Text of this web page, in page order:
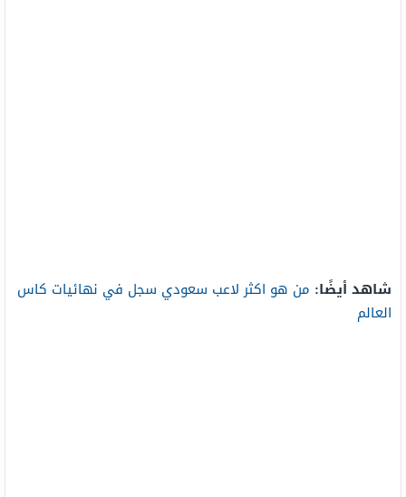
شاهد أيضًا: من هو اكثر لاعب سعودي سجل في نهائيات كاس
العالم